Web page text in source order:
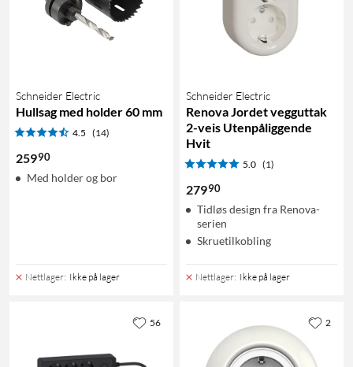
Schneider Electric
Hullsag med holder 60 mm
4.5 (14)
25990
Med holder og bor
Nettlager: Ikke på lager
Schneider Electric
Renova Jordet vegguttak
2-veis Utenpåliggende
Hvit
5.0 (1)
27990
Tidløs design fra Renova-
serien
Skruetilkobling
Nettlager: Ikke på lager
56 2